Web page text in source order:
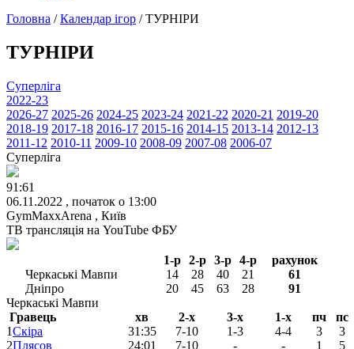
Головна /Календар ігор /ТУРНІРИ
ТУРНІРИ
Суперліга
2022-23
2026-27 2025-26 2024-25 2023-24 2021-22 2020-21 2019-20
2018-19 2017-18 2016-17 2015-16 2014-15 2013-14 2012-13
2011-12 2010-11 2009-10 2008-09 2007-08 2006-07
Суперліга
91:61
06.11.2022 , початок о 13:00
GymMaxxArena , Київ
ТВ трансляція на YouTube ФБУ
1-р 2-р 3-р 4-р
рахунок
Черкаські Мавпи
14 28 40 21
61
Дніпро
20 45 63 28
91
Черкаські Мавпи
Гравець
хв 2-х 3-х 1-х пч
пс
1Скіра 31:35 7-10 1-3 4-4 3
3
2Плясов 24:01 7-10 - - 1
5